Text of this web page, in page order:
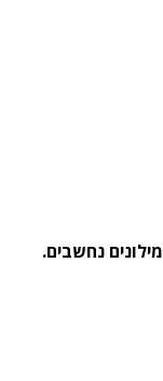
מצא מה פירוש המילה Operation ב-19 מילונים נחשבים.